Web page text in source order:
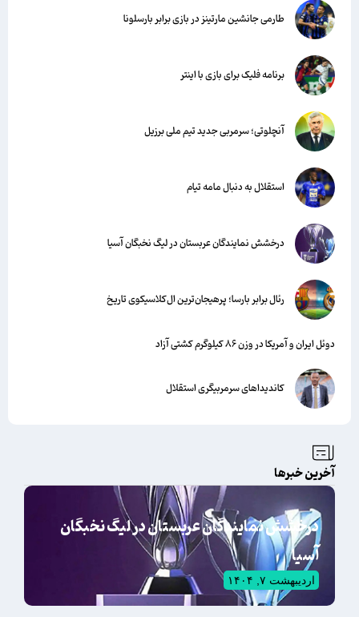
طارمی جانشین مارتینز در بازی برابر بارسلونا
برنامه فلیک برای بازی با اینتر
آنچلوتی؛ سرمربی جدید تیم ملی برزیل
استقلال به دنبال مامه تیام
درخشش نمایندگان عربستان در لیگ نخبگان آسیا
رئال برابر بارسا؛ پرهیجان‌‌ترین ال‌کلاسیکوی تاریخ
دوئل ایران و آمریکا در وزن ۸۶ کیلوگرم کشتی آزاد
کاندیداهای سرمربیگری استقلال
آخرین خبرها
درخشش نمایندگان عربستان در لیگ نخبگان
آسیا
اردیبهشت ۷, ۱۴۰۴